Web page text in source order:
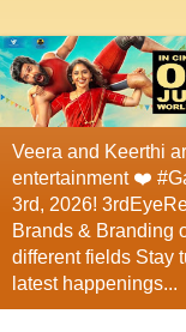
Veera and Keerthi
entertainment ❤️
3rd, 2026!
Brands & Branding
different fields Stay
latest happenings...